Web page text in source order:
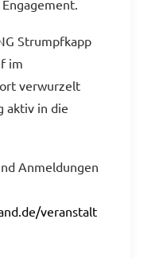
Strumpfkapp
im
verwurzelt
aktiv in die
Anmeldungen
veranstalt